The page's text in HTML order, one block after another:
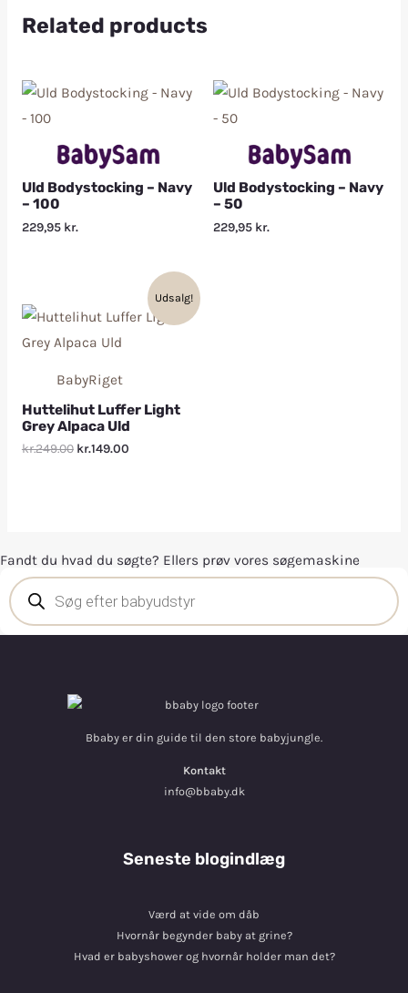
Related products
Uld Bodystocking – Navy
– 100
229,95 kr.
Uld Bodystocking – Navy
– 50
229,95 kr.
Udsalg!
BabyRiget
Huttelihut Luffer Light
Grey Alpaca Uld
kr.249.00 kr.149.00
Fandt du hvad du søgte? Ellers prøv vores søgemaskine
Bbaby er din guide til den store babyjungle.
Kontakt
info@bbaby.dk
Seneste blogindlæg
Værd at vide om dåb
Hvornår begynder baby at grine?
Hvad er babyshower og hvornår holder man det?